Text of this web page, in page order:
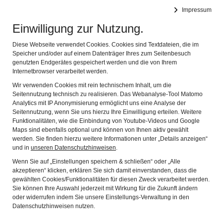
Impressum
Einwilligung zur Nutzung.
Diese Webseite verwendet Cookies. Cookies sind Textdateien, die im
Speicher und/oder auf einem Datenträger Ihres zum Seitenbesuch
genutzten Endgerätes gespeichert werden und die von Ihrem
Internetbrowser verarbeitet werden.
Wir verwenden Cookies mit rein technischem Inhalt, um die
Seitennutzung technisch zu realisieren. Das Webanalyse-Tool Matomo
Analytics mit IP Anonymisierung ermöglicht uns eine Analyse der
Seitennutzung, wenn Sie uns hierzu Ihre Einwilligung erteilen. Weitere
Funktionalitäten, wie die Einbindung von Youtube-Videos und Google
Maps sind ebenfalls optional und können von Ihnen aktiv gewählt
werden. Sie finden hierzu weitere Informationen unter „Details anzeigen“
und in unseren Datenschutzhinweisen.
Wenn Sie auf „Einstellungen speichern & schließen“ oder „Alle
akzeptieren“ klicken, erklären Sie sich damit einverstanden, dass die
gewählten Cookies/Funktionalitäten für diesen Zweck verarbeitet werden.
Sie können Ihre Auswahl jederzeit mit Wirkung für die Zukunft ändern
oder widerrufen indem Sie unsere Einstellungs-Verwaltung in den
Datenschutzhinweisen nutzen.
EINLADUNG ZUR SPURENSUCHE
Tagsold, Heike:
Synagoge Memmelsdorf - Einladung zur Spurensuche -
gebrauchtes Buch
2007, ISBN: 3933231388
EAN (ISBN-13): 9783933231383
ISBN (ISBN-10): 3933231388
Erscheinungsjahr: 2007
Herausgeber: Verlag Medien und Dialog Klaus Schubert,
Haigerloch
Bild einfügen